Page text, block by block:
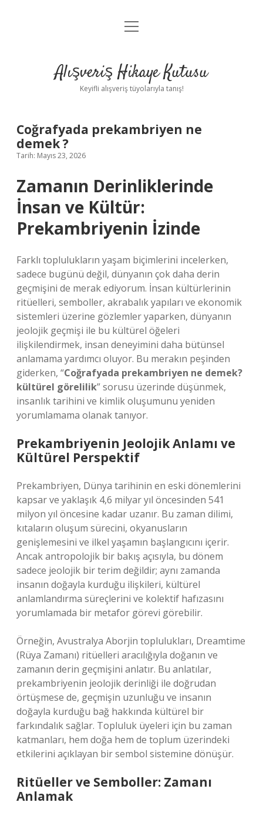
Anasayfa
Yasal Uyarı
menüyü
Alışveriş Hikaye Kutusu
Keyifli alışveriş tüyolarıyla tanış!
Coğrafyada prekambriyen ne
demek ?
Tarih: Mayıs 23, 2026
Zamanın Derinliklerinde
İnsan ve Kültür:
Prekambriyenin İzinde
Farklı toplulukların yaşam biçimlerini incelerken,
sadece bugünü değil, dünyanın çok daha derin
geçmişini de merak ediyorum. İnsan kültürlerinin
ritüelleri, semboller, akrabalık yapıları ve ekonomik
sistemleri üzerine gözlemler yaparken, dünyanın
jeolojik geçmişi ile bu kültürel öğeleri
ilişkilendirmek, insan deneyimini daha bütünsel
anlamama yardımcı oluyor. Bu merakın peşinden
giderken, “Coğrafyada prekambriyen ne demek?
kültürel görelilik” sorusu üzerinde düşünmek,
insanlık tarihini ve kimlik oluşumunu yeniden
yorumlamama olanak tanıyor.
Prekambriyenin Jeolojik Anlamı ve
Kültürel Perspektif
Prekambriyen, Dünya tarihinin en eski dönemlerini
kapsar ve yaklaşık 4,6 milyar yıl öncesinden 541
milyon yıl öncesine kadar uzanır. Bu zaman dilimi,
kıtaların oluşum sürecini, okyanusların
genişlemesini ve ilkel yaşamın başlangıcını içerir.
Ancak antropolojik bir bakış açısıyla, bu dönem
sadece jeolojik bir terim değildir; aynı zamanda
insanın doğayla kurduğu ilişkileri, kültürel
anlamlandırma süreçlerini ve kolektif hafızasını
yorumlamada bir metafor görevi görebilir.
Örneğin, Avustralya Aborjin toplulukları, Dreamtime
(Rüya Zamanı) ritüelleri aracılığıyla doğanın ve
zamanın derin geçmişini anlatır. Bu anlatılar,
prekambriyenin jeolojik derinliği ile doğrudan
örtüşmese de, geçmişin uzunluğu ve insanın
doğayla kurduğu bağ hakkında kültürel bir
farkındalık sağlar. Topluluk üyeleri için bu zaman
katmanları, hem doğa hem de toplum üzerindeki
etkilerini açıklayan bir sembol sistemine dönüşür.
Ritüeller ve Semboller: Zamanı
Anlamak